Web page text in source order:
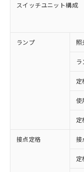
スイッチユニット構成
ランプ 照
定
使
定
接点定格 接
定
ご利
※1 対応状
対応済
非含有に対
す。
対応予定：
有に対応し